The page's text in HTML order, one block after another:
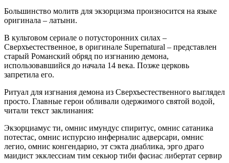
Большинство молитв для экзорцизма произносится на языке
оригинала – латыни.
В культовом сериале о потусторонних силах –
Сверхъестественное, в оригинале Supernatural – представлен
старый Романский обряд по изгнанию демона,
использовавшийся до начала 14 века. Позже церковь
запретила его.
Ритуал для изгнания демона из Сверхъестественного выглядел
просто. Главные герои обливали одержимого святой водой,
читали текст заклинания:
Экзорциамус ти, омнис имундус спиритус, омнис сатаника
потестас, омнис испурсио инферналис адверсари, омнис
легио, омнис конгендарио, эт сэкта диаблика, эрго драго
маидист экклессиам тим секьюр тиби фасиас либертат сервир